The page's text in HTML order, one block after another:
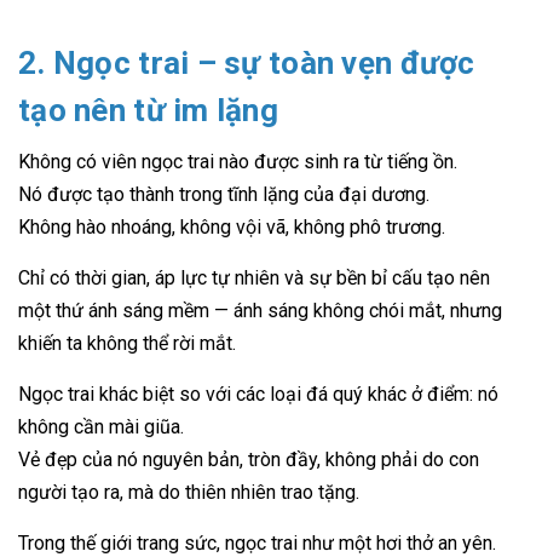
2. Ngọc trai – sự toàn vẹn được
tạo nên từ im lặng
Không có viên ngọc trai nào được sinh ra từ tiếng ồn.
Nó được tạo thành trong tĩnh lặng của đại dương.
Không hào nhoáng, không vội vã, không phô trương.
Chỉ có thời gian, áp lực tự nhiên và sự bền bỉ cấu tạo nên
một thứ ánh sáng mềm — ánh sáng không chói mắt, nhưng
khiến ta không thể rời mắt.
Ngọc trai khác biệt so với các loại đá quý khác ở điểm: nó
không cần mài giũa.
Vẻ đẹp của nó nguyên bản, tròn đầy, không phải do con
người tạo ra, mà do thiên nhiên trao tặng.
Trong thế giới trang sức, ngọc trai như một hơi thở an yên.